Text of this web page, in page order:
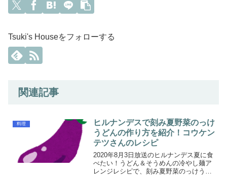
Tsuki's Houseをフォローする
関連記事
料理
ヒルナンデスで刻み夏野菜のっけ
うどんの作り方を紹介！コウケン
テツさんのレシピ
2020年8月3日放送のヒルナンデス夏に食
べたい！うどん＆そうめんの冷やし麺ア
レンジレシピで、刻み夏野菜のっけうど